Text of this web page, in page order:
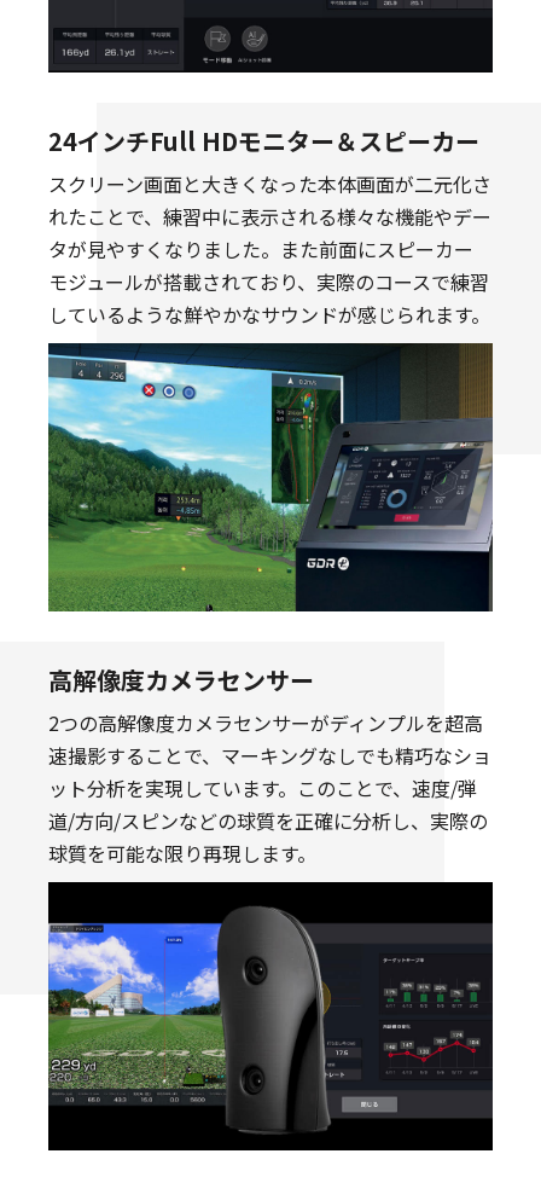
24インチFull HDモニター＆スピーカー
スクリーン画面と大きくなった本体画面が二元化さ
れたことで、練習中に表示される様々な機能やデー
タが見やすくなりました。また前面にスピーカー
モジュールが搭載されており、実際のコースで練習
しているような鮮やかなサウンドが感じられます。
高解像度カメラセンサー
2つの高解像度カメラセンサーがディンプルを超高
速撮影することで、マーキングなしでも精巧なショ
ット分析を実現しています。このことで、速度/弾
道/方向/スピンなどの球質を正確に分析し、実際の
球質を可能な限り再現します。